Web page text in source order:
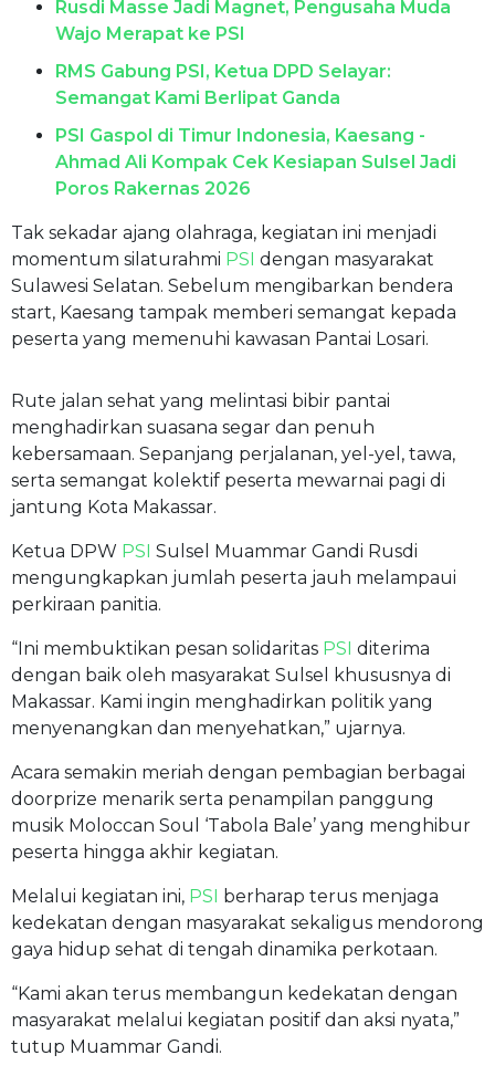
Rusdi Masse Jadi Magnet, Pengusaha Muda
Wajo Merapat ke PSI
RMS Gabung PSI, Ketua DPD Selayar:
Semangat Kami Berlipat Ganda
PSI Gaspol di Timur Indonesia, Kaesang -
Ahmad Ali Kompak Cek Kesiapan Sulsel Jadi
Poros Rakernas 2026
Tak sekadar ajang olahraga, kegiatan ini menjadi
momentum silaturahmi PSI dengan masyarakat
Sulawesi Selatan. Sebelum mengibarkan bendera
start, Kaesang tampak memberi semangat kepada
peserta yang memenuhi kawasan Pantai Losari.
Rute jalan sehat yang melintasi bibir pantai
menghadirkan suasana segar dan penuh
kebersamaan. Sepanjang perjalanan, yel-yel, tawa,
serta semangat kolektif peserta mewarnai pagi di
jantung Kota Makassar.
Ketua DPW PSI Sulsel Muammar Gandi Rusdi
mengungkapkan jumlah peserta jauh melampaui
perkiraan panitia.
“Ini membuktikan pesan solidaritas PSI diterima
dengan baik oleh masyarakat Sulsel khususnya di
Makassar. Kami ingin menghadirkan politik yang
menyenangkan dan menyehatkan,” ujarnya.
Acara semakin meriah dengan pembagian berbagai
doorprize menarik serta penampilan panggung
musik Moloccan Soul ‘Tabola Bale’ yang menghibur
peserta hingga akhir kegiatan.
Melalui kegiatan ini, PSI berharap terus menjaga
kedekatan dengan masyarakat sekaligus mendorong
gaya hidup sehat di tengah dinamika perkotaan.
“Kami akan terus membangun kedekatan dengan
masyarakat melalui kegiatan positif dan aksi nyata,”
tutup Muammar Gandi.